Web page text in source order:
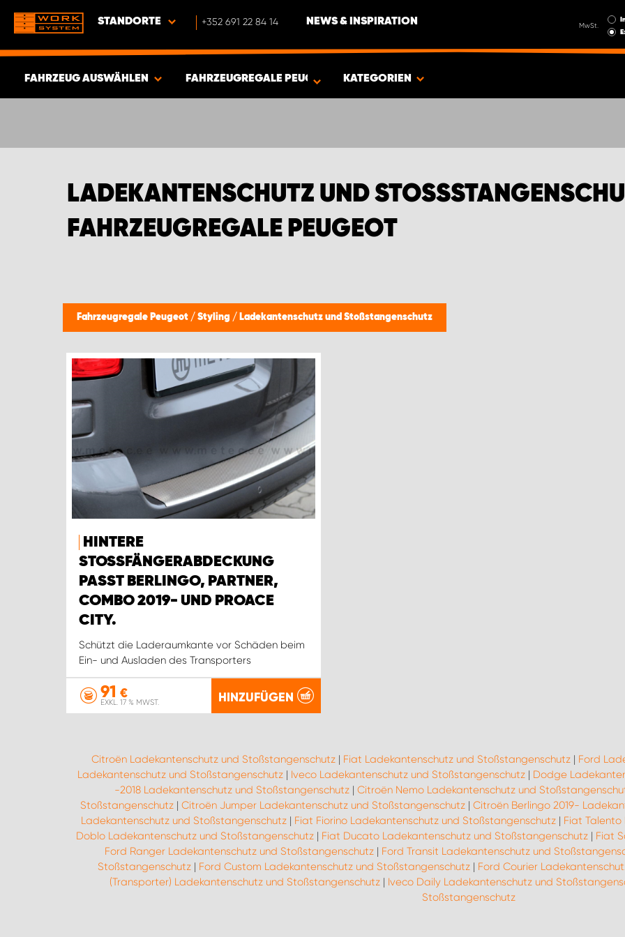
STANDORTE +352 691 22 84 14 NEWS & INSPIRATION MwSt.
FAHRZEUG AUSWÄHLEN
ARTIKEL
FAHRZEUGREGALE PEUGEOT KATEGORIEN
LADEKANTENSCHUTZ UND
AHRZEUGREGALE PEUGEOT
Fahrzeugregale Peugeot / Styling / Ladekantenschutz und Stoßstangenschutz
HINTERE
STOSSFÄNGERABDECKUNG P
ASST BERLINGO, PARTNER, C
OMBO 2019- UND PROACE C
ITY.
Schützt die Laderaumkante vor Schäden beim
Ein- und Ausladen des Transporters
91 €
EXKL. 17 % MWST. HINZUFÜGEN
Citroën Ladekantenschutz und Stoßstangenschutz | Fiat Ladekantenschutz und Stoßstangenschutz | Ford
Ladekantenschutz und Stoßstangenschutz| Iveco Ladekantenschutz und Stoßstangenschutz| Dodge
-2018 Ladekantenschutz und Stoßstangenschutz| Citroën Nemo Ladekantenschutz und
Stoßstangenschutz | Citroën Jumper Ladekantenschutz und Stoßstangenschutz | Citroën Berlingo 2019-
Ladekantenschutz und Stoßstangenschutz | Fiat Fiorino Ladekantenschutz und Stoßstangenschutz | Fiat
Doblo Ladekantenschutz und Stoßstangenschutz | Fiat Ducato Ladekantenschutz und Stoßstangenschutz | Fiat
Ford Ranger Ladekantenschutz und Stoßstangenschutz| Ford Transit Ladekantenschutz und
Stoßstangenschutz | Ford Custom Ladekantenschutz und Stoßstangenschutz | Ford Courier
(Transporter) Ladekantenschutz und Stoßstangenschutz| Iveco Daily Ladekantenschutz und
Stoßstangenschutz